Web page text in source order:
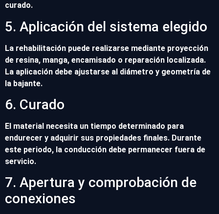
curado.
5. Aplicación del sistema elegido
La rehabilitación puede realizarse mediante proyección
de resina, manga, encamisado o reparación localizada.
La aplicación debe ajustarse al diámetro y geometría de
la bajante.
6. Curado
El material necesita un tiempo determinado para
endurecer y adquirir sus propiedades finales. Durante
este periodo, la conducción debe permanecer fuera de
servicio.
7. Apertura y comprobación de
conexiones